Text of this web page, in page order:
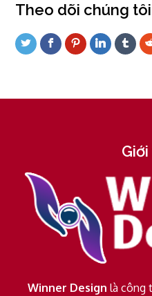
Theo dõi chúng
Winner Design là công